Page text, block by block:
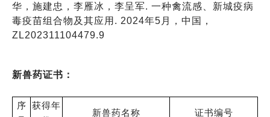
华，施建忠，李雁冰，李呈军. 一种禽流感、新城疫病
毒疫苗组合物及其应用. 2024年5月，中国，
ZL202311104479.9
新兽药证书：
序
获得年
新兽药名称 证书编号